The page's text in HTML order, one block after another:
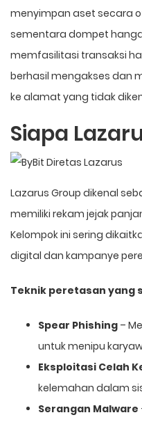
menyimpan aset secara
sementara dompet
memfasilitasi transaksi
berhasil mengakses dan
ke alamat yang tidak
Siapa
Lazarus Group dikenal
memiliki rekam jejak
Kelompok ini sering
digital dan kampanye
Teknik peretasan yang
Spear Phishing –
untuk menipu
Eksploitasi Celah
kelemahan dalam
Serangan Malware